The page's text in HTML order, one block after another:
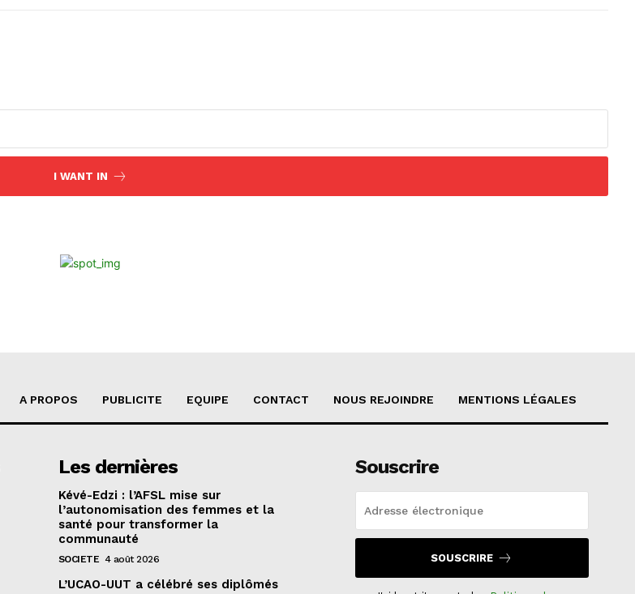
I WANT IN
A PROPOS PUBLICITE EQUIPE CONTACT NOUS REJOINDRE MENTIONS LÉGALES
Les dernières
Kévé-Edzi : l’AFSL mise sur
l’autonomisation des femmes et la
santé pour transformer la
communauté
SOCIETE 4 août 2026
L’UCAO-UUT a célébré ses diplômés
Souscrire
SOUSCRIRE